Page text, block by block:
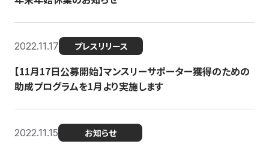
2022.11.17 プレスリリース
【11月17日公募開始】マンスリーサポーター獲得のための
助成プログラムを1月より実施します
2022.11.15 お知らせ